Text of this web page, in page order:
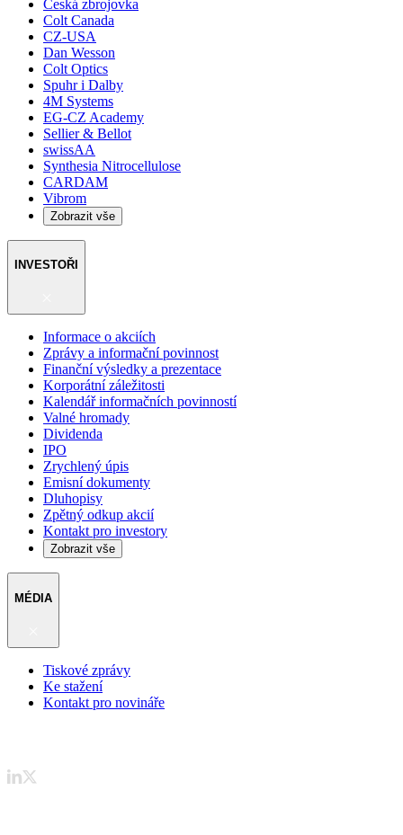
Česká zbrojovka
Colt Canada
CZ-USA
Dan Wesson
Colt Optics
Spuhr i Dalby
4M Systems
EG-CZ Academy
Sellier & Bellot
swissAA
Synthesia Nitrocellulose
CARDAM
Vibrom
Zobrazit vše
INVESTOŘI
Informace o akciích
Zprávy a informační povinnost
Finanční výsledky a prezentace
Korporátní záležitosti
Kalendář informačních povinností
Valné hromady
Dividenda
IPO
Zrychlený úpis
Emisní dokumenty
Dluhopisy
Zpětný odkup akcií
Kontakt pro investory
Zobrazit vše
MÉDIA
Tiskové zprávy
Ke stažení
Kontakt pro novináře